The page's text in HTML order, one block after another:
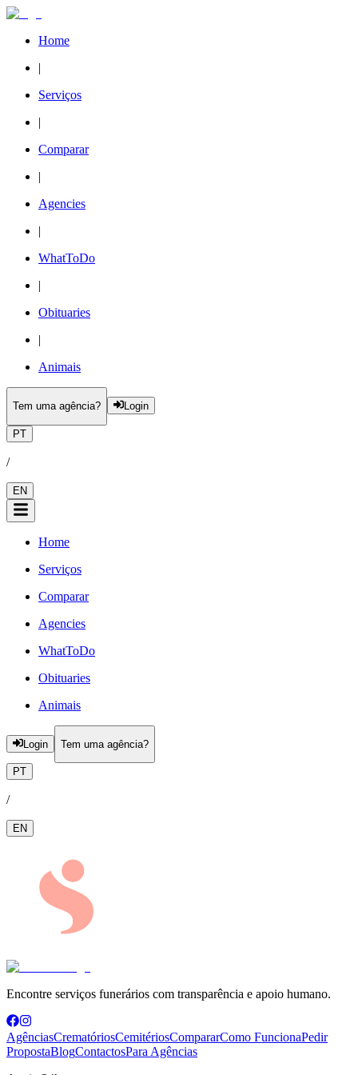
Home
|
Serviços
|
Comparar
|
Agencies
|
WhatToDo
|
Obituaries
|
Animais
Tem uma agência? Login
PT
/
EN
Home
Serviços
Comparar
Agencies
WhatToDo
Obituaries
Animais
Login Tem uma agência?
PT
/
EN
Encontre serviços funerários com transparência e apoio humano.
AgênciasCrematóriosCemitériosCompararComo FuncionaPedir
PropostaBlogContactosPara Agências